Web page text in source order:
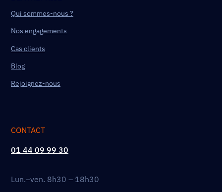
Qui sommes-nous ?
Nos engagements
Cas clients
Blog
Rejoignez-nous
CONTACT
01 44 09 99 30
Lun.–ven. 8h30 – 18h30